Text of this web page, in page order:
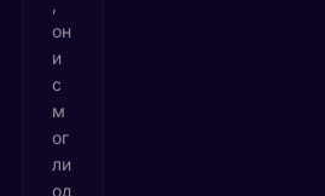
он
и
с
м
ог
ли
од